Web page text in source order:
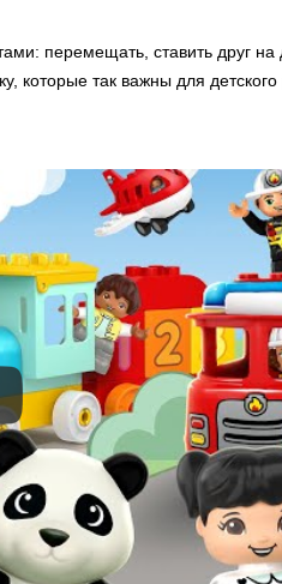
перемещать, ставить друг на
которые так важны для детского